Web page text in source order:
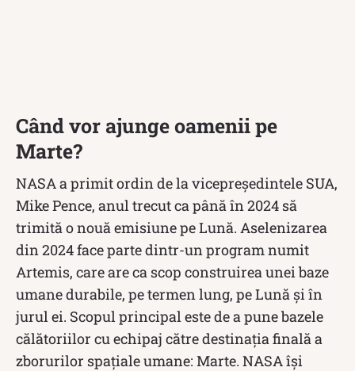
Când vor ajunge oamenii pe
Marte?
NASA a primit ordin de la vicepreședintele SUA,
Mike Pence, anul trecut ca până în 2024 să
trimită o nouă emisiune pe Lună. Aselenizarea
din 2024 face parte dintr-un program numit
Artemis, care are ca scop construirea unei baze
umane durabile, pe termen lung, pe Lună și în
jurul ei. Scopul principal este de a pune bazele
călătoriilor cu echipaj către destinația finală a
zborurilor spațiale umane: Marte. NASA își